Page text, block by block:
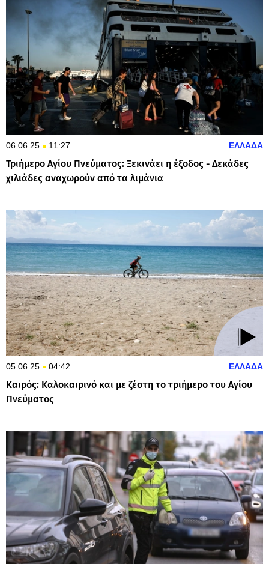
06.06.25 11:27 ΕΛΛΑΔΑ
Τριήμερο Αγίου Πνεύματος: Ξεκινάει η έξοδος - Δεκάδες
χιλιάδες αναχωρούν από τα λιμάνια
05.06.25 04:42 ΕΛΛΑΔΑ
Καιρός: Καλοκαιρινό και με ζέστη το τριήμερο του Αγίου
Πνεύματος